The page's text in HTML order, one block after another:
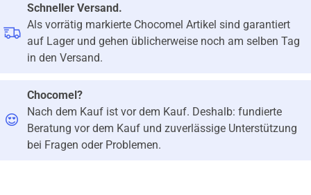
Schneller Versand.
Als vorrätig markierte Chocomel Artikel sind garantiert
auf Lager und gehen üblicherweise noch am selben Tag
in den Versand.
Chocomel?
Nach dem Kauf ist vor dem Kauf. Deshalb: fundierte
Beratung vor dem Kauf und zuverlässige Unterstützung
bei Fragen oder Problemen.